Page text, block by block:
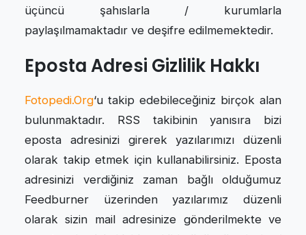
üçüncü şahıslarla / kurumlarla
paylaşılmamaktadır ve deşifre edilmemektedir.
Eposta Adresi Gizlilik Hakkı
Fotopedi.Org‘u takip edebileceğiniz birçok alan
bulunmaktadır. RSS takibinin yanısıra bizi
eposta adresinizi girerek yazılarımızı düzenli
olarak takip etmek için kullanabilirsiniz. Eposta
adresinizi verdiğiniz zaman bağlı olduğumuz
Feedburner üzerinden yazılarımız düzenli
olarak sizin mail adresinize gönderilmekte ve